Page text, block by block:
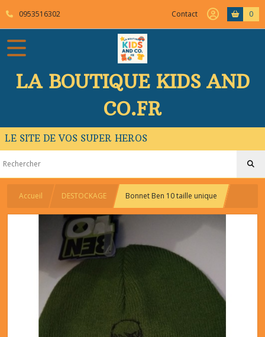
0953516302 Contact 0
LA BOUTIQUE KIDS AND
CO.FR
LE SITE DE VOS SUPER HEROS
Accueil DESTOCKAGE Bonnet Ben 10 taille unique